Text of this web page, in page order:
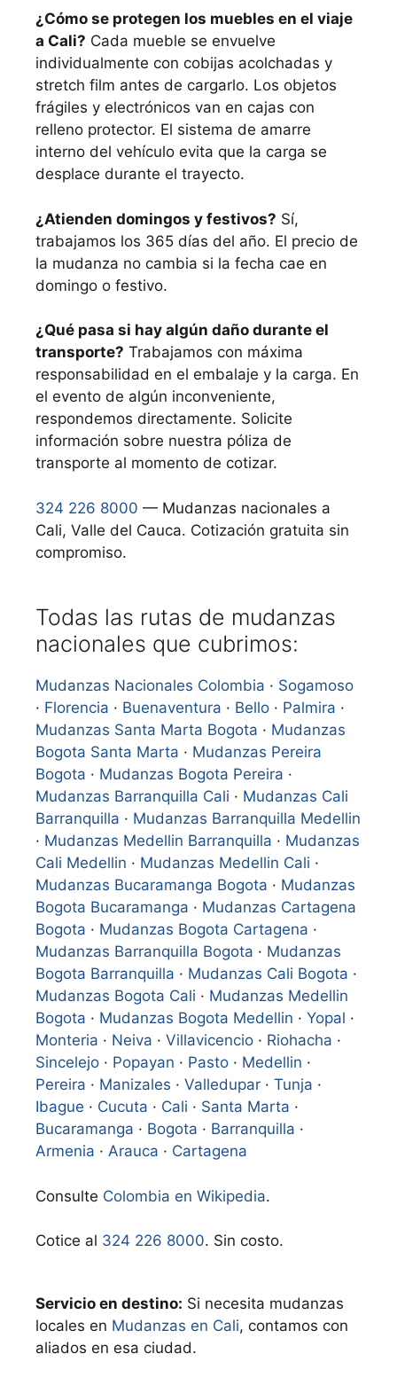
¿Cómo se protegen los muebles en el viaje
a Cali? Cada mueble se envuelve
individualmente con cobijas acolchadas y
stretch film antes de cargarlo. Los objetos
frágiles y electrónicos van en cajas con
relleno protector. El sistema de amarre
interno del vehículo evita que la carga se
desplace durante el trayecto.
¿Atienden domingos y festivos? Sí,
trabajamos los 365 días del año. El precio de
la mudanza no cambia si la fecha cae en
domingo o festivo.
¿Qué pasa si hay algún daño durante el
transporte? Trabajamos con máxima
responsabilidad en el embalaje y la carga. En
el evento de algún inconveniente,
respondemos directamente. Solicite
información sobre nuestra póliza de
transporte al momento de cotizar.
324 226 8000 — Mudanzas nacionales a
Cali, Valle del Cauca. Cotización gratuita sin
compromiso.
Todas las rutas de mudanzas
nacionales que cubrimos:
Mudanzas Nacionales Colombia · Sogamoso
· Florencia · Buenaventura · Bello · Palmira ·
Mudanzas Santa Marta Bogota · Mudanzas
Bogota Santa Marta · Mudanzas Pereira
Bogota · Mudanzas Bogota Pereira ·
Mudanzas Barranquilla Cali · Mudanzas Cali
Barranquilla · Mudanzas Barranquilla Medellin
· Mudanzas Medellin Barranquilla · Mudanzas
Cali Medellin · Mudanzas Medellin Cali ·
Mudanzas Bucaramanga Bogota · Mudanzas
Bogota Bucaramanga · Mudanzas Cartagena
Bogota · Mudanzas Bogota Cartagena ·
Mudanzas Barranquilla Bogota · Mudanzas
Bogota Barranquilla · Mudanzas Cali Bogota ·
Mudanzas Bogota Cali · Mudanzas Medellin
Bogota · Mudanzas Bogota Medellin · Yopal ·
Monteria · Neiva · Villavicencio · Riohacha ·
Sincelejo · Popayan · Pasto · Medellin ·
Pereira · Manizales · Valledupar · Tunja ·
Ibague · Cucuta · Cali · Santa Marta ·
Bucaramanga · Bogota · Barranquilla ·
Armenia · Arauca · Cartagena
Consulte Colombia en Wikipedia.
Cotice al 324 226 8000. Sin costo.
Servicio en destino: Si necesita mudanzas
locales en Mudanzas en Cali, contamos con
aliados en esa ciudad.